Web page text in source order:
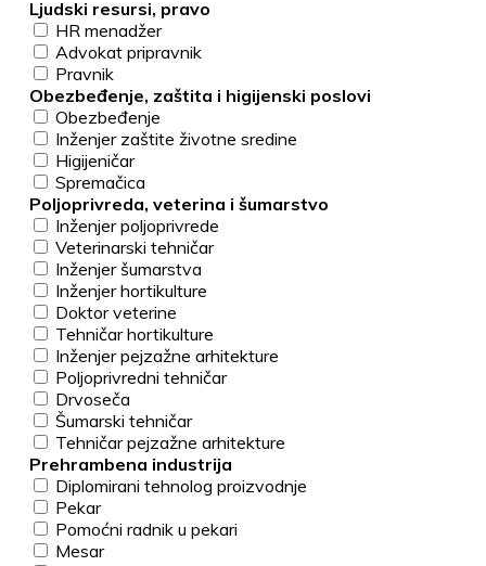
Ljudski resursi, pravo
HR menadžer
Advokat pripravnik
Pravnik
Obezbeđenje, zaštita i higijenski poslovi
Obezbeđenje
Inženjer zaštite životne sredine
Higijeničar
Spremačica
Poljoprivreda, veterina i šumarstvo
Inženjer poljoprivrede
Veterinarski tehničar
Inženjer šumarstva
Inženjer hortikulture
Doktor veterine
Tehničar hortikulture
Inženjer pejzažne arhitekture
Poljoprivredni tehničar
Drvoseča
Šumarski tehničar
Tehničar pejzažne arhitekture
Prehrambena industrija
Diplomirani tehnolog proizvodnje
Pekar
Pomoćni radnik u pekari
Mesar